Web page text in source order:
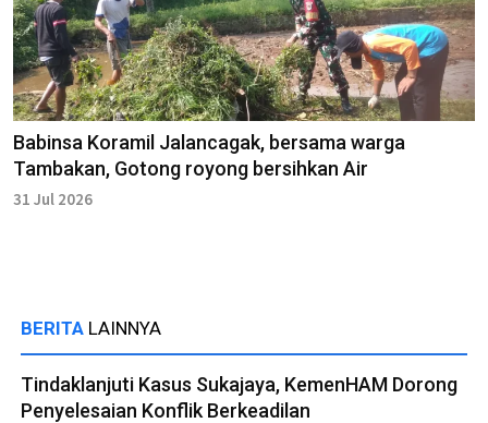
Babinsa Koramil Jalancagak, bersama warga
Tambakan, Gotong royong bersihkan Air
31 Jul 2026
BERITA LAINNYA
Tindaklanjuti Kasus Sukajaya, KemenHAM Dorong
Penyelesaian Konflik Berkeadilan